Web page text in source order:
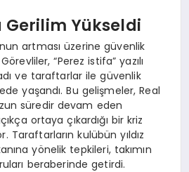
Gerilim Yükseldi
artması üzerine güvenlik
“Perez istifa” yazılı
ve taraftarlar ile güvenlik
yaşandı. Bu gelişmeler, Real
süredir devam eden
ortaya çıkardığı bir kriz
Taraftarların kulübün yıldız
yönelik tepkileri, takımın
beraberinde getirdi.